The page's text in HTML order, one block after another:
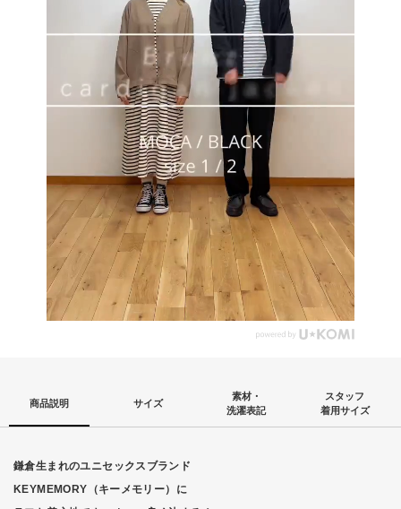
商品説明 サイズ
素材・
洗濯表記
スタッフ
着用サイズ
鎌倉生まれのユニセックスブランド
KEYMEMORY（キーメモリー）に